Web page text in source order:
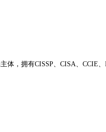
，拥有CISSP、CISA、CCIE